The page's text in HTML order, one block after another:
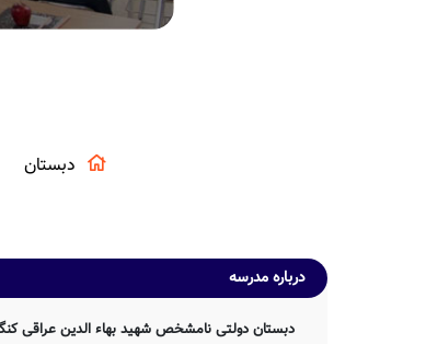
دبستان
درباره مدرسه
دبستان دولتی نامشخص شهید بهاء الدین عراقی